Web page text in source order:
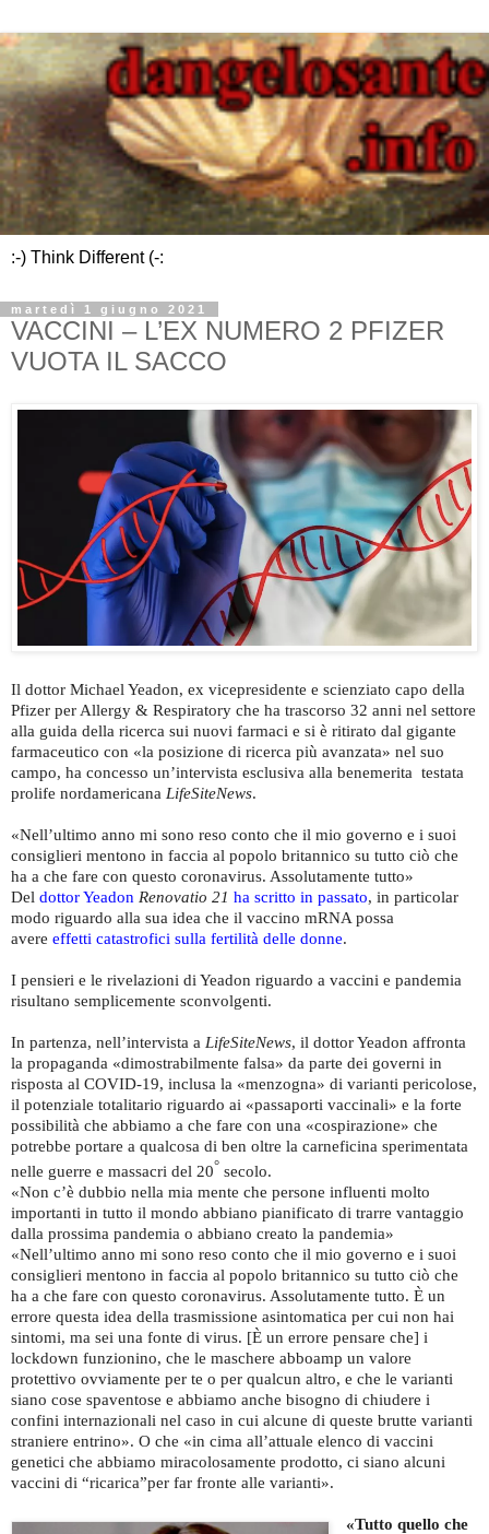
:-) Think Different (-:
martedì 1 giugno 2021
VACCINI – L’EX NUMERO 2 PFIZER
VUOTA IL SACCO
Il dottor Michael Yeadon, ex vicepresidente e scienziato capo della
Pfizer per Allergy & Respiratory che ha trascorso 32 anni nel settore
alla guida della ricerca sui nuovi farmaci e si è ritirato dal gigante
farmaceutico con «la posizione di ricerca più avanzata» nel suo
campo, ha concesso un’intervista esclusiva alla benemerita testata
prolife nordamericana LifeSiteNews.
«Nell’ultimo anno mi sono reso conto che il mio governo e i suoi
consiglieri mentono in faccia al popolo britannico su tutto ciò che
ha a che fare con questo coronavirus. Assolutamente tutto»
Del dottor Yeadon Renovatio 21 ha scritto in passato, in particolar
modo riguardo alla sua idea che il vaccino mRNA possa
avere effetti catastrofici sulla fertilità delle donne.
I pensieri e le rivelazioni di Yeadon riguardo a vaccini e pandemia
risultano semplicemente sconvolgenti.
In partenza, nell’intervista a LifeSiteNews, il dottor Yeadon affronta
la propaganda «dimostrabilmente falsa» da parte dei governi in
risposta al COVID-19, inclusa la «menzogna» di varianti pericolose,
il potenziale totalitario riguardo ai «passaporti vaccinali» e la forte
possibilità che abbiamo a che fare con una «cospirazione» che
potrebbe portare a qualcosa di ben oltre la carneficina sperimentata
nelle guerre e massacri del 20° secolo.
«Non c’è dubbio nella mia mente che persone influenti molto
importanti in tutto il mondo abbiano pianificato di trarre vantaggio
dalla prossima pandemia o abbiano creato la pandemia»
«Nell’ultimo anno mi sono reso conto che il mio governo e i suoi
consiglieri mentono in faccia al popolo britannico su tutto ciò che
ha a che fare con questo coronavirus. Assolutamente tutto. È un
errore questa idea della trasmissione asintomatica per cui non hai
sintomi, ma sei una fonte di virus. [È un errore pensare che] i
lockdown funzionino, che le maschere abboamp un valore
protettivo ovviamente per te o per qualcun altro, e che le varianti
siano cose spaventose e abbiamo anche bisogno di chiudere i
confini internazionali nel caso in cui alcune di queste brutte varianti
straniere entrino». O che «in cima all’attuale elenco di vaccini
genetici che abbiamo miracolosamente prodotto, ci siano alcuni
vaccini di “ricarica”per far fronte alle varianti».
«Tutto quello che